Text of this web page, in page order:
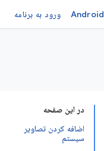
ورود به برنامه
در این صفحه
اضافه کردن تصاویر
سیستم